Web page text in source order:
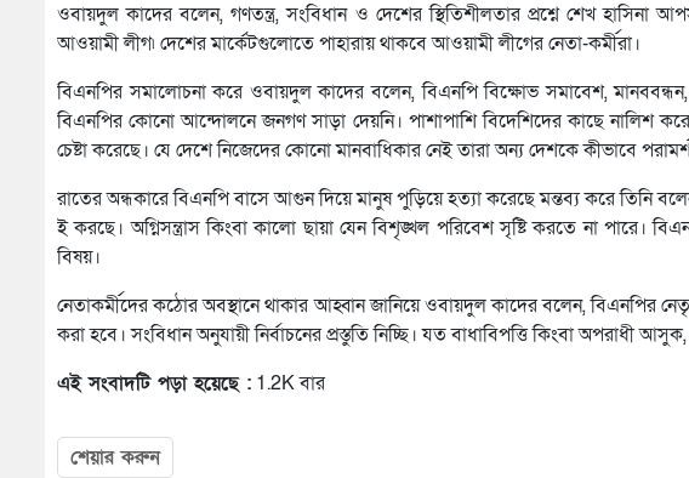
ওবায়দুল কাদের বলেন, গণতন্ত্র, সংবিধান ও দেশের স্থিতিশীলতার প্রশ্নে শেখ হাসিনা
আওয়ামী লীগ৷ দেশের মার্কেটগুলোতে পাহারায় থাকবে আওয়ামী লীগের নেতা-কর্মীরা।
বিএনপির সমালোচনা করে ওবায়দুল কাদের বলেন, বিএনপি বিক্ষোভ সমাবেশ,
বিএনপির কোনো আন্দোলনে জনগণ সাড়া দেয়নি। পাশাপাশি বিদেশিদের কাছে নালিশ
চেষ্টা করেছে। যে দেশে নিজেদের কোনো মানবাধিকার নেই তারা অন্য দেশকে কীভাবে
রাতের অন্ধকারে বিএনপি বাসে আগুন দিয়ে মানুষ পুড়িয়ে হত্যা করেছে মন্তব্য করে তিনি
ই করছে। অগ্নিসন্ত্রাস কিংবা কালো ছায়া যেন বিশৃঙ্খল পরিবেশ সৃষ্টি করতে না পারে।
বিষয়।
নেতাকর্মীদের কঠোর অবস্থানে থাকার আহ্বান জানিয়ে ওবায়দুল কাদের বলেন, বিএনপির
করা হবে। সংবিধান অনুযায়ী নির্বাচনের প্রস্তুতি নিচ্ছি। যত বাধাবিপত্তি কিংবা অপরাধী
এই সংবাদটি পড়া হয়েছে : 1.2K বার
শেয়ার করুন